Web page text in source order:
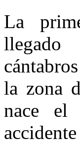
La
la zona
nace el